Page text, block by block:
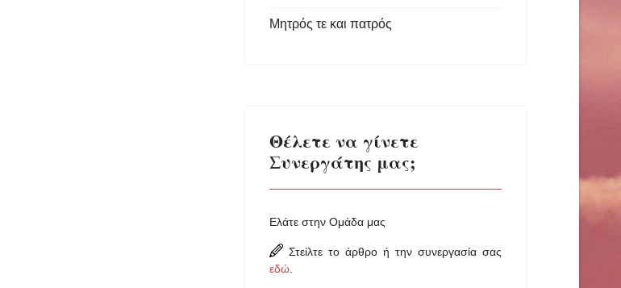
Μητρός τε και πατρός
Θέλετε να γίνετε
Συνεργάτης μας;
Ελάτε στην Ομάδα μας
Στείλτε το άρθρο ή την συνεργασία σας
εδώ